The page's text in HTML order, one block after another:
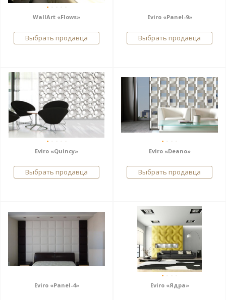
WallArt «Flows»
Выбрать продавца
Eviro «Panel-9»
Выбрать продавца
Eviro «Quincy»
Выбрать продавца
Eviro «Deano»
Выбрать продавца
Eviro «Panel-4» Eviro «Ядра»